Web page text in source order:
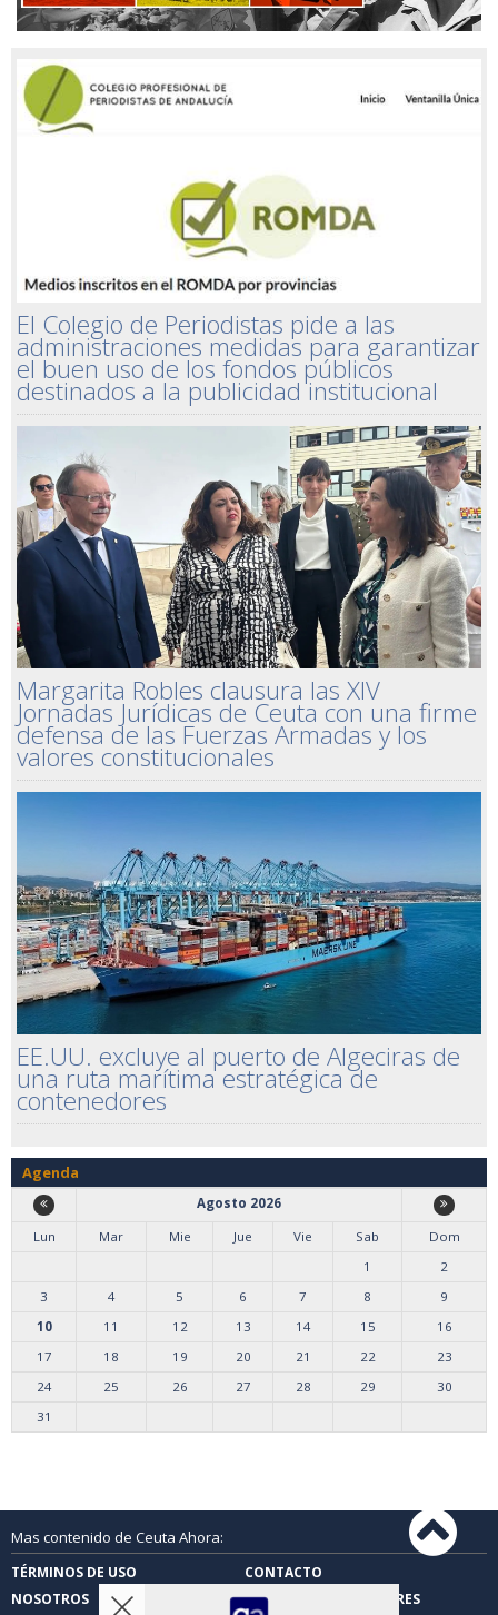
El Colegio de Periodistas pide a las
administraciones medidas para garantizar
el buen uso de los fondos públicos
destinados a la publicidad institucional
Margarita Robles clausura las XIV
Jornadas Jurídicas de Ceuta con una firme
defensa de las Fuerzas Armadas y los
valores constitucionales
EE.UU. excluye al puerto de Algeciras de
una ruta marítima estratégica de
contenedores
Agenda
Agosto 2026
Lun
Mar Mie Jue Vie Sab
Dom
1
2
3
4 5 6 7 8
9
10
11 12 13 14 15
16
17
18 19 20 21 22
23
24
25 26 27 28 29
30
31
Mas contenido de Ceuta Ahora:
TÉRMINOS DE USO
CONTACTO
NOSOTROS
CARTAS DE LOS LECTORES